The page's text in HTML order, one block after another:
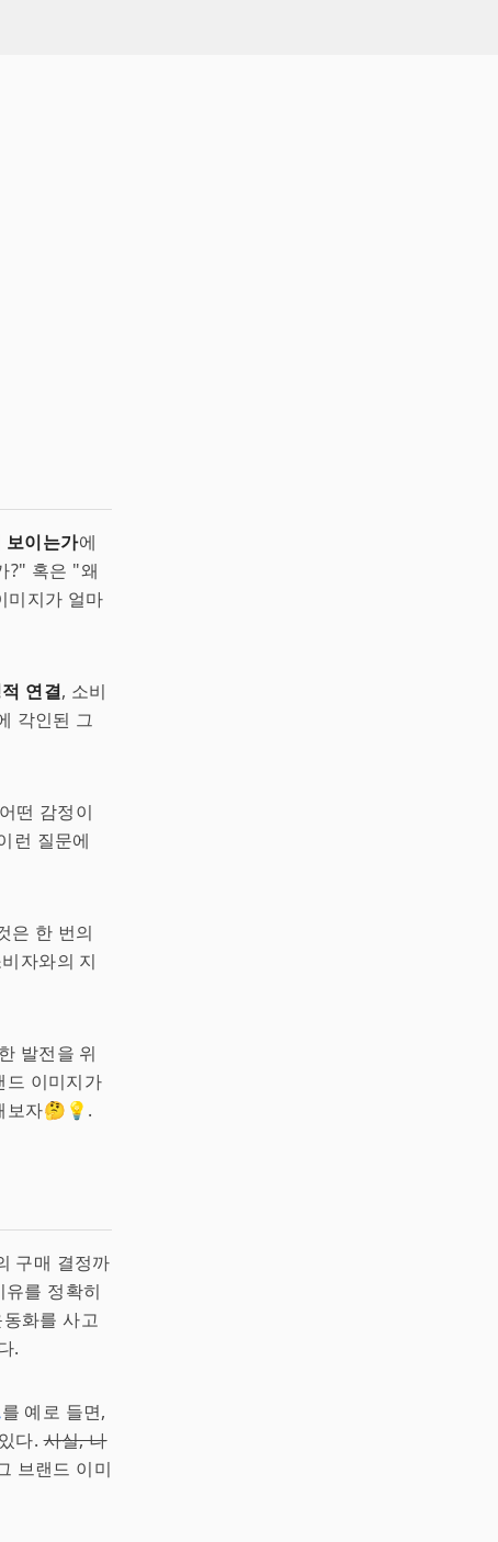
보이는가에
?" 혹은 "왜
미지가 얼마
연결, 소비
각인된 그
떤 감정이
런 질문에
은 한 번의
자와의 지
발전을 위
드 이미지가
보자🤔💡.
구매 결정까
를 정확히
동화를 사고
.
를 예로 들면,
다.사실, 나
브랜드 이미